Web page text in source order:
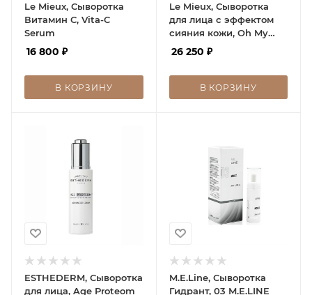
Le Mieux, Сыворотка
Витамин С, Vita-C
Serum
16 800 ₽
В КОРЗИНУ
Le Mieux, Сыворотка
для лица с эффектом
сияния кожи, Oh My
Glow Serum
26 250 ₽
В КОРЗИНУ
ESTHEDERM, Сыворотка
для лица, Age Proteom
M.E.Line, Сыворотка
Гидрант, 03 M.E.LINE